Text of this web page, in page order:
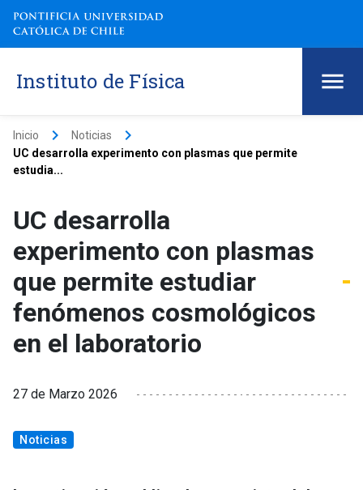
Instituto de Física
Inicio keyboard_arrow_right Noticias keyboard_arrow_right
UC desarrolla experimento con plasmas que permite
estudia...
UC desarrolla
experimento con plasmas
que permite estudiar
fenómenos cosmológicos
en el laboratorio
27 de Marzo 2026
Noticias